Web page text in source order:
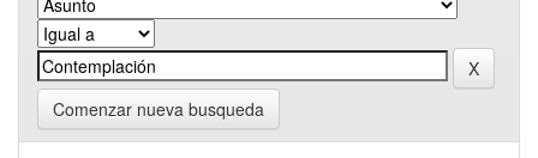
Comenzar nueva busqueda